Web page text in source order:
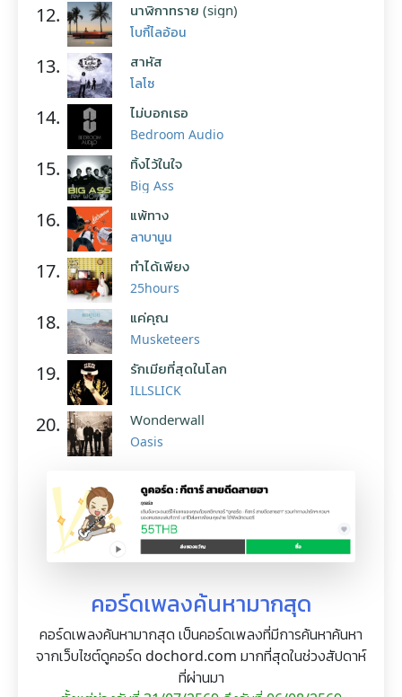
12. นาฬิกาทราย (sign)
โบกี้ไลอ้อน
13. สาหัส
โลโซ
14. ไม่บอกเธอ
Bedroom Audio
15. ทิ้งไว้ในใจ
Big Ass
16. แพ้ทาง
ลาบานูน
17. ทำได้เพียง
25hours
18. แค่คุณ
Musketeers
19. รักเมียที่สุดในโลก
ILLSLICK
20. Wonderwall
Oasis
คอร์ดเพลงค้นหามากสุด
คอร์ดเพลงค้นหามากสุด เป็นคอร์ดเพลงที่มีการค้นหาค้นหา
จากเว็บไซต์ดูคอร์ด dochord.com มากที่สุดในช่วงสัปดาห์
ที่ผ่านมา